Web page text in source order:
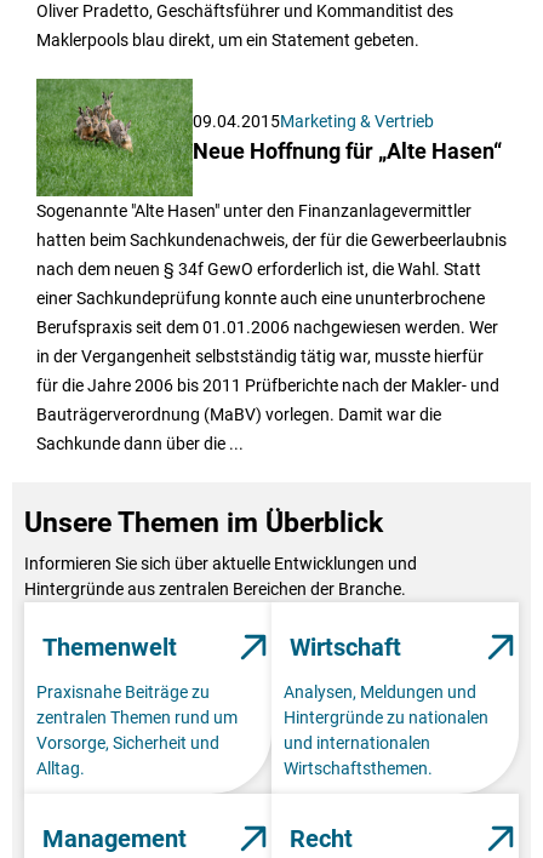
Oliver Pradetto, Geschäftsführer und Kommanditist des
Maklerpools blau direkt, um ein Statement gebeten.
09.04.2015Marketing & Vertrieb
Neue Hoffnung für „Alte Hasen“
Sogenannte "Alte Hasen" unter den Finanzanlagevermittler
hatten beim Sachkundenachweis, der für die Gewerbeerlaubnis
nach dem neuen § 34f GewO erforderlich ist, die Wahl. Statt
einer Sachkundeprüfung konnte auch eine ununterbrochene
Berufspraxis seit dem 01.01.2006 nachgewiesen werden. Wer
in der Vergangenheit selbstständig tätig war, musste hierfür
für die Jahre 2006 bis 2011 Prüfberichte nach der Makler- und
Bauträgerverordnung (MaBV) vorlegen. Damit war die
Sachkunde dann über die ...
Unsere Themen im Überblick
Informieren Sie sich über aktuelle Entwicklungen und
Hintergründe aus zentralen Bereichen der Branche.
Themenwelt
Praxisnahe Beiträge zu
zentralen Themen rund um
Vorsorge, Sicherheit und
Alltag.
Wirtschaft
Analysen, Meldungen und
Hintergründe zu nationalen
und internationalen
Wirtschaftsthemen.
Management Recht